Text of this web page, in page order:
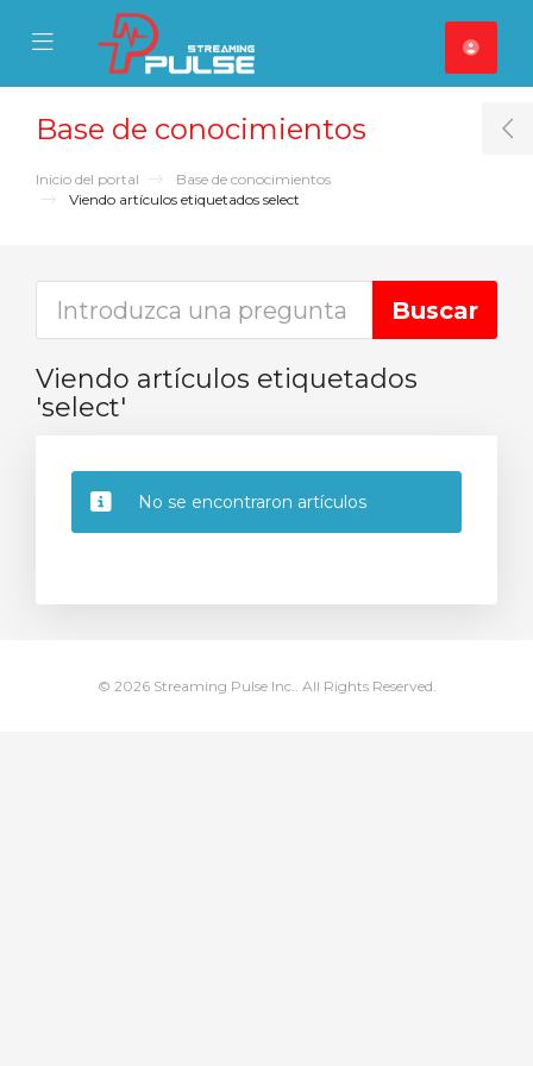
Mobile Menu
Mobile Menu
Base de conocimientos
Inicio del portal
Base de conocimientos
Viendo artículos etiquetados select
Viendo artículos etiquetados
'select'
No se encontraron artículos
© 2026 Streaming Pulse Inc.. All Rights Reserved.